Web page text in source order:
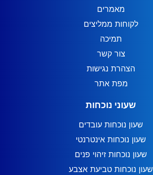
מאמרים
לקוחות ממליצים
תמיכה
צור קשר
הצהרת נגישות
מפת אתר
שעוני נוכחות
שעון נוכחות עובדים
שעון נוכחות אינטרנטי
שעון נוכחות זיהוי פנים
שעון נוכחות טביעת אצבע